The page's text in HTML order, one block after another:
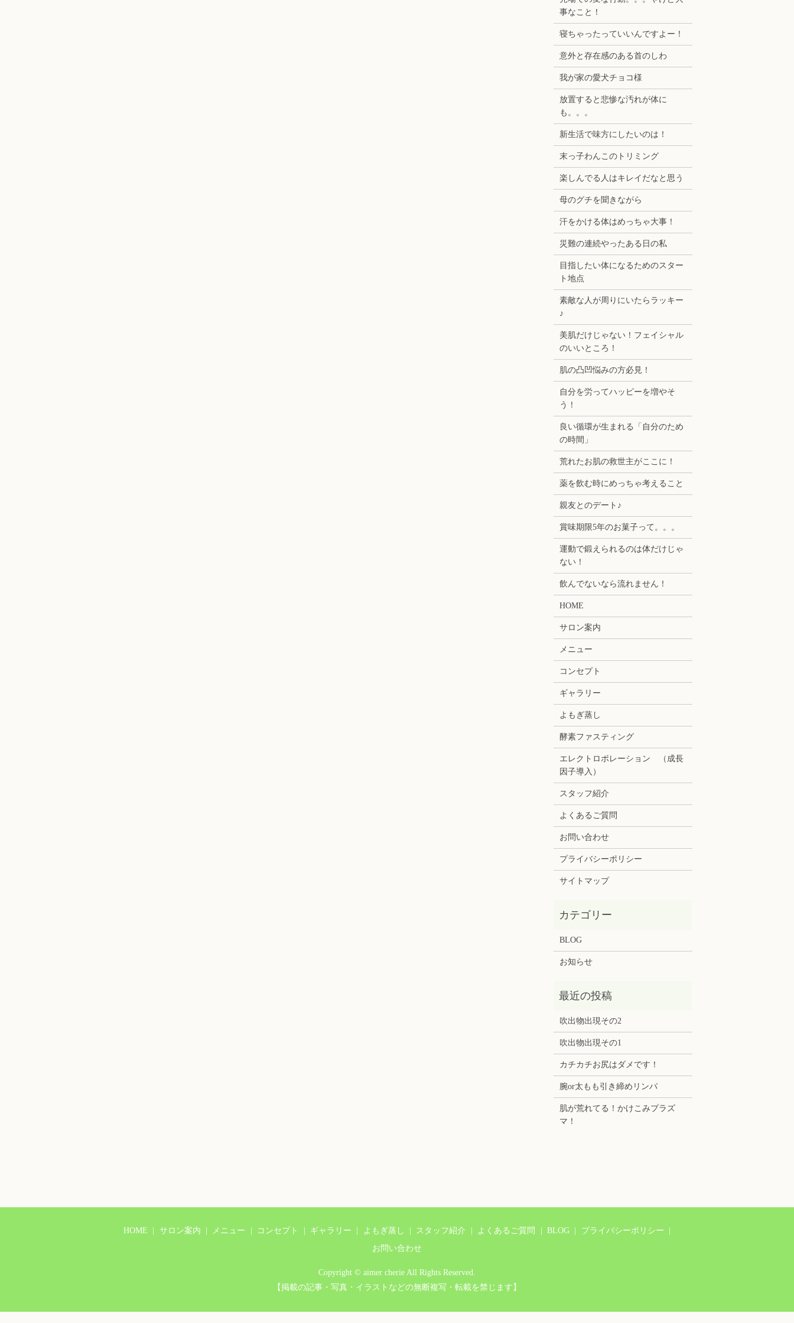
事なこと！
寝ちゃったっていいんですよー！
意外と存在感のある首のしわ
我が家の愛犬チョコ様
放置すると悲惨な汚れが体に
も。。。
新生活で味方にしたいのは！
末っ子わんこのトリミング
楽しんでる人はキレイだなと思う
母のグチを聞きながら
汗をかける体はめっちゃ大事！
災難の連続やったある日の私
目指したい体になるためのスター
ト地点
素敵な人が周りにいたらラッキー
♪
美肌だけじゃない！フェイシャル
のいいところ！
肌の凸凹悩みの方必見！
自分を労ってハッピーを増やそ
う！
良い循環が生まれる「自分のため
の時間」
荒れたお肌の救世主がここに！
薬を飲む時にめっちゃ考えること
親友とのデート♪
賞味期限5年のお菓子って。。。
運動で鍛えられるのは体だけじゃ
ない！
飲んでないなら流れません！
HOME
サロン案内
メニュー
コンセプト
ギャラリー
よもぎ蒸し
酵素ファスティング
エレクトロポレーション （成長
因子導入）
スタッフ紹介
よくあるご質問
お問い合わせ
プライバシーポリシー
サイトマップ
BLOG
お知らせ
吹出物出現その2
吹出物出現その1
カチカチお尻はダメです！
腕or太もも引き締めリンパ
肌が荒れてる！かけこみプラズ
マ！
HOME サロン案内 メニュー コンセプト ギャラリー よもぎ蒸し スタッフ紹介 よくあるご質問 BLOG
プライバシーポリシー
お問い合わせ
Copyright © aimer cherie All Rights Reserved.
【掲載の記事・写真・イラストなどの無断複写・転載を禁じます】